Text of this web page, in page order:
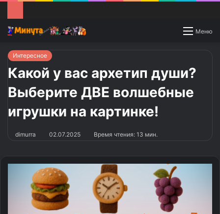
Меню
Switch
Интересное
Какой у вас архетип души?
Выберите ДВЕ волшебные
игрушки на картинке!
dimurra 02.07.2025 Время чтения: 13 мин.